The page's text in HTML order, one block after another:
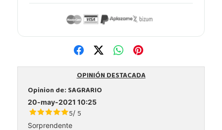
OPINIÓN DESTACADA
Opinion de:SAGRARIO
20-may-2021 10:25
5/ 5
Sorprendente